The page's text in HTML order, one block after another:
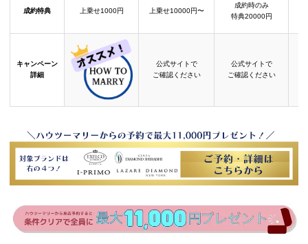
成約特典 上乗せ1000円 上乗せ10000円〜
成約時のみ
特典20000円
キャンペーン
詳細
公式サイトで
ご確認ください
公式サイトで
ご確認ください